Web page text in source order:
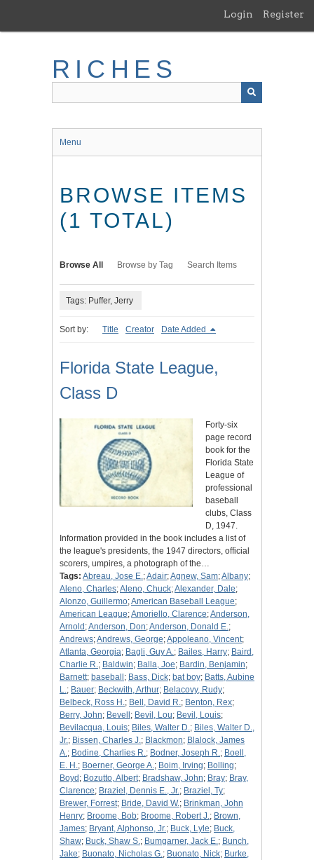
main
Login Register
RICHES
Menu
BROWSE ITEMS
(1 TOTAL)
Browse All Browse by Tag Search Items
Tags: Puffer, Jerry
Sort by: Title Creator Date Added
Florida State League,
Class D
Forty-six
page record
book for the
Florida State
League of
professional
baseball
clubs, Class
D, 1947.
Information provided in the book includes a list of
the league's presidents, the 1947 directors, official
scorers, umpires, a photograph of the…
Tags: Abreau, Jose E.;Adair;Agnew, Sam;Albany;
Aleno, Charles;Aleno, Chuck;Alexander, Dale;
Alonzo, Guillermo;American Baseball League;
American League;Amoriello, Clarence;Anderson,
Arnold ;Anderson, Don;Anderson, Donald E.;
Andrews;Andrews, George;Appoleano, Vincent;
Atlanta, Georgia; Bagli, Guy A.; Bailes, Harry; Baird,
Charlie R.; Baldwin; Balla, Joe; Bardin, Benjamin;
Barnett; baseball ; Bass, Dick; bat boy; Batts, Aubine
L.; Bauer; Beckwith, Arthur; Belacovy, Rudy;
Belbeck, Ross H.; Bell, David R.; Benton, Rex;
Berry, John; Bevell ; Bevil, Lou; Bevil, Louis;
Bevilacqua, Louis; Biles, Walter D.; Biles, Walter D.,
Jr.; Bissen, Charles J.; Blackmon; Blalock, James
A.; Bodine, Charlies R.; Bodner, Joseph R.; Boell,
E. H.; Boerner, George A.; Boim, Irving; Bolling;
Boyd ; Bozutto, Albert; Bradshaw, John; Bray; Bray,
Clarence; Braziel, Dennis E., Jr.; Braziel, Ty;
Brewer, Forrest; Bride, David W.; Brinkman, John
Henry; Broome, Bob; Broome, Robert J.; Brown,
James; Bryant, Alphonso, Jr.; Buck, Lyle; Buck,
Shaw; Buck, Shaw S.; Bumgarner, Jack E.; Bunch,
Jake; Buonato, Nicholas G.; Buonato, Nick; Burke,